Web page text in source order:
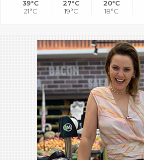
39°C
21°C
27°C
19°C
20°C
18°C